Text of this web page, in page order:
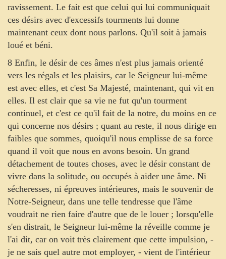
ravissement. Le fait est que celui qui lui communiquait
ces désirs avec d'excessifs tourments lui donne
maintenant ceux dont nous parlons. Qu'il soit à jamais
loué et béni.
8 Enfin, le désir de ces âmes n'est plus jamais orienté
vers les régals et les plaisirs, car le Seigneur lui-même
est avec elles, et c'est Sa Majesté, maintenant, qui vit en
elles. Il est clair que sa vie ne fut qu'un tourment
continuel, et c'est ce qu'il fait de la notre, du moins en ce
qui concerne nos désirs ; quant au reste, il nous dirige en
faibles que sommes, quoiqu'il nous emplisse de sa force
quand il voit que nous en avons besoin. Un grand
détachement de toutes choses, avec le désir constant de
vivre dans la solitude, ou occupés à aider une âme. Ni
sécheresses, ni épreuves intérieures, mais le souvenir de
Notre-Seigneur, dans une telle tendresse que l'âme
voudrait ne rien faire d'autre que de le louer ; lorsqu'elle
s'en distrait, le Seigneur lui-même la réveille comme je
l'ai dit, car on voit très clairement que cette impulsion, -
je ne sais quel autre mot employer, - vient de l'intérieur